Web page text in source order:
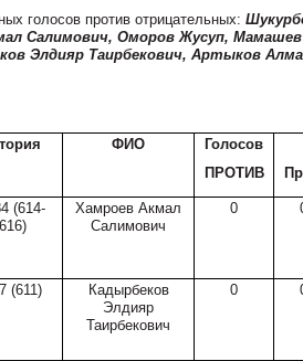
голосов против отрицательных:
Салимович, Оморов Жусуп,
Элдияр Таирбекович, Артыков
ФИО
Голосов
ПРОТИВ
(614-
)
Хамроев Акмал
Салимович
0
(611)
Кадырбеков
Элдияр
Таирбекович
0